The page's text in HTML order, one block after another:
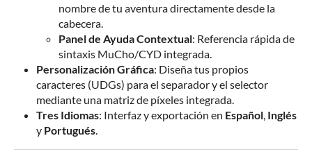
nombre de tu aventura directamente desde la
cabecera.
Panel de Ayuda Contextual: Referencia rápida de
sintaxis MuCho/CYD integrada.
Personalización Gráfica: Diseña tus propios
caracteres (UDGs) para el separador y el selector
mediante una matriz de píxeles integrada.
Tres Idiomas: Interfaz y exportación en Español Inglés
y Portugués